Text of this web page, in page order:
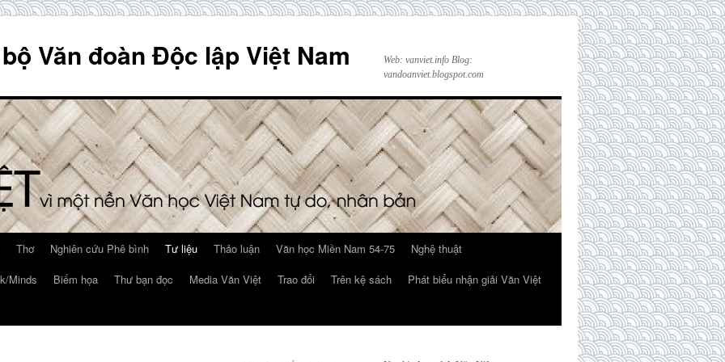
Văn đoàn Độc lập Việt Nam
Web: vanviet.info Blog:
vandoanviet.blogspot.com
Thơ Nghiên cứu Phê bình Tư liệu Thảo luận Văn học Miền Nam 54-75
Nghệ thuật
Minds Biếm họa Thư bạn đọc Media Văn Việt Trao đổi Trên kệ sách
Phát biểu nhận giải Văn Việt